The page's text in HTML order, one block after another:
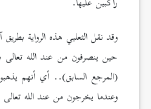
وقد نقل الثعلبي هذه الرواية
حين ينصرفون من عند الله تعالى
(المرجع السابق).. أي أنهم
وعندما يخرجون من عند الله